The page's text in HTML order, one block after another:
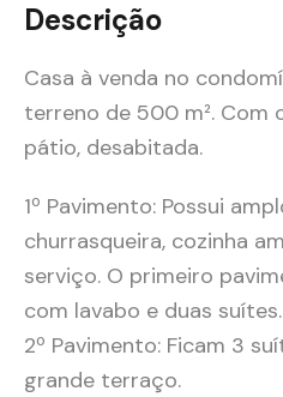
Descrição
Casa à venda no
terreno de 500 m². Com
pátio, desabitada.
1º Pavimento: Possui
churrasqueira, cozinha
serviço. O primeiro
com lavabo e duas suítes.
2º Pavimento: Ficam 3
grande terraço.